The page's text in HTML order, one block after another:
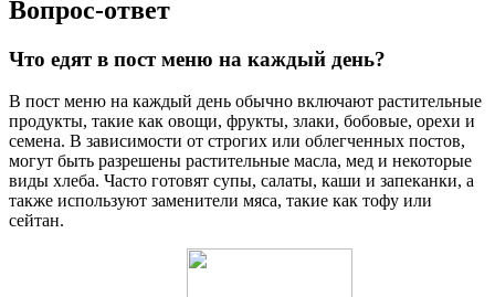
Вопрос-ответ
Что едят в пост меню на каждый день?
В пост меню на каждый день обычно включают растительные
продукты, такие как овощи, фрукты, злаки, бобовые, орехи и
семена. В зависимости от строгих или облегченных постов,
могут быть разрешены растительные масла, мед и некоторые
виды хлеба. Часто готовят супы, салаты, каши и запеканки, а
также используют заменители мяса, такие как тофу или
сейтан.